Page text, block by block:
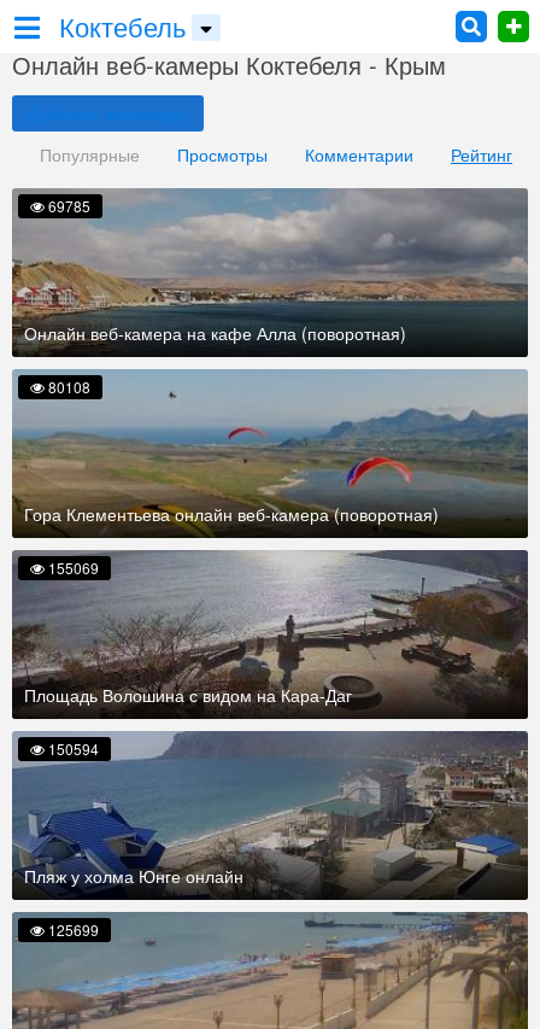
Коктебель
Онлайн веб-камеры Коктебеля - Крым
Добавить вебкамеру
Рейтинг
Комментарии
Просмотры
Популярные
Онлайн веб-камера на кафе Алла (поворотная)
69785
Гора Клементьева онлайн веб-камера (поворотная)
80108
Площадь Волошина с видом на Кара-Даг
155069
Пляж у холма Юнге онлайн
150594
125699